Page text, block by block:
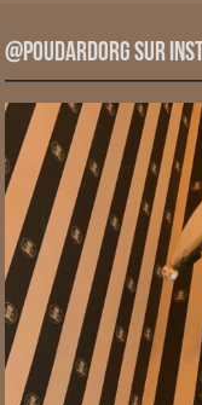
@PoudardOrg sur